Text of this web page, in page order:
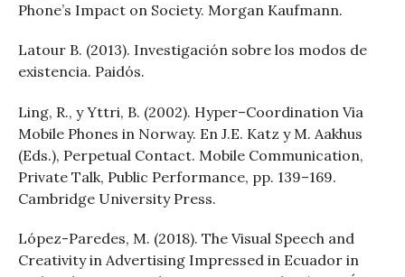
Phone’s Impact on Society. Morgan Kaufmann.
Latour B. (2013). Investigación sobre los modos de
existencia. Paidós.
Ling, R., y Yttri, B. (2002). Hyper–Coordination Via
Mobile Phones in Norway. En J.E. Katz y M. Aakhus
(Eds.), Perpetual Contact. Mobile Communication,
Private Talk, Public Performance, pp. 139–169.
Cambridge University Press.
López-Paredes, M. (2018). The Visual Speech and
Creativity in Advertising Impressed in Ecuador in